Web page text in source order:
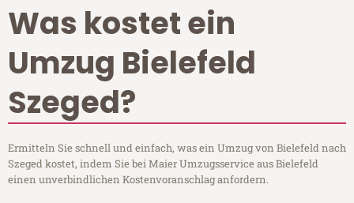
Was kostet ein
Umzug Bielefeld
Szeged?
Ermitteln Sie schnell und einfach, was ein Umzug von Bielefeld nach
Szeged kostet, indem Sie bei Maier Umzugsservice aus Bielefeld
einen unverbindlichen Kostenvoranschlag anfordern.